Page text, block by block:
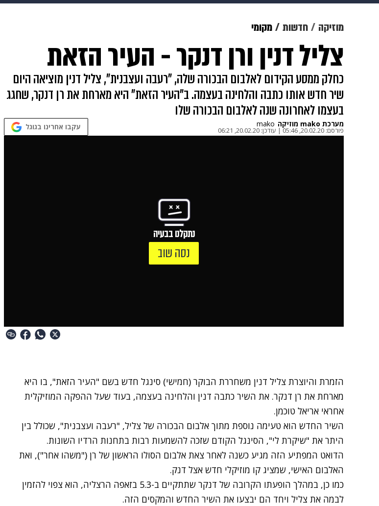
צבא וביטחון
ויוה תשעה חודשים מתכונים פרויקטים מיוחדים
מוזיקה חדשות מקומי
צליל דנין ורן דנקר - העיר הזאת
כחלק ממסע הקידום לאלבום הבכורה שלה, "רעבה ועצבנית", צליל דנין מוציאה היום
שיר חדש אותו כתבה והלחינה בעצמה. ב"העיר הזאת" היא מארחת את רן דנקר, שחגג
בעצמו לאחרונה שנה לאלבום הבכורה שלו
מערכת mako מוזיקה mako
פורסם: 20.02.20, 05:46
| עודכן: 20.02.20, 06:21 עקבו אחרינו בגוגל
נתקלנו בבעיה
נסה שוב
הזמרת והיוצרת צליל דנין משחררת הבוקר (חמישי) סינגל חדש בשם "העיר הזאת", בו היא
מארחת את רן דנקר. את השיר כתבה דנין והלחינה בעצמה, בעוד שעל ההפקה המוזיקלית
אחראי אריאל טוכמן.
השיר החדש הוא טעימה נוספת מתוך אלבום הבכורה של צליל, "רעבה ועצבנית", שכולל בין
היתר את "שיקרת לי", הסינגל הקודם שזכה להשמעות רבות בתחנות הרדיו השונות.
הדואט המפתיע הזה מגיע כשנה לאחר צאת אלבום הסולו הראשון של רן ("משהו אחר"), ואת
האלבום האישי, שמציג קו מוזיקלי חדש אצל דנק.
כמו כן, במהלך הופעתו הקרובה של דנקר שתתקיים ב-5.3 בזאפה הרצליה, הוא צפוי להזמין
לבמה את צליל ויחד הם יבצעו את השיר החדש והמקסים הזה.